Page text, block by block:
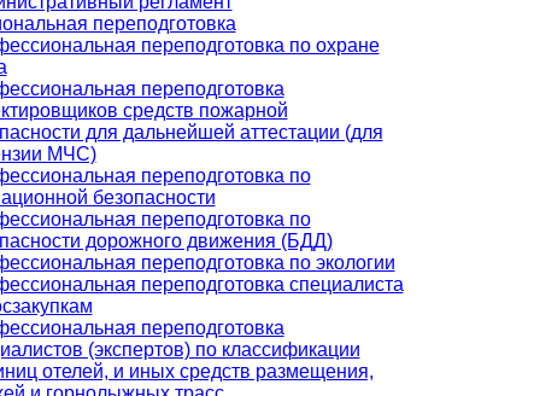
переподготовка
переподготовка по охране
переподготовка
средств пожарной
для дальнейшей аттестации (для
МЧС)
переподготовка по
безопасности
переподготовка по
дорожного движения (БДД)
переподготовка по экологии
переподготовка специалиста
переподготовка
(экспертов) по классификации
отелей, и иных средств размещения,